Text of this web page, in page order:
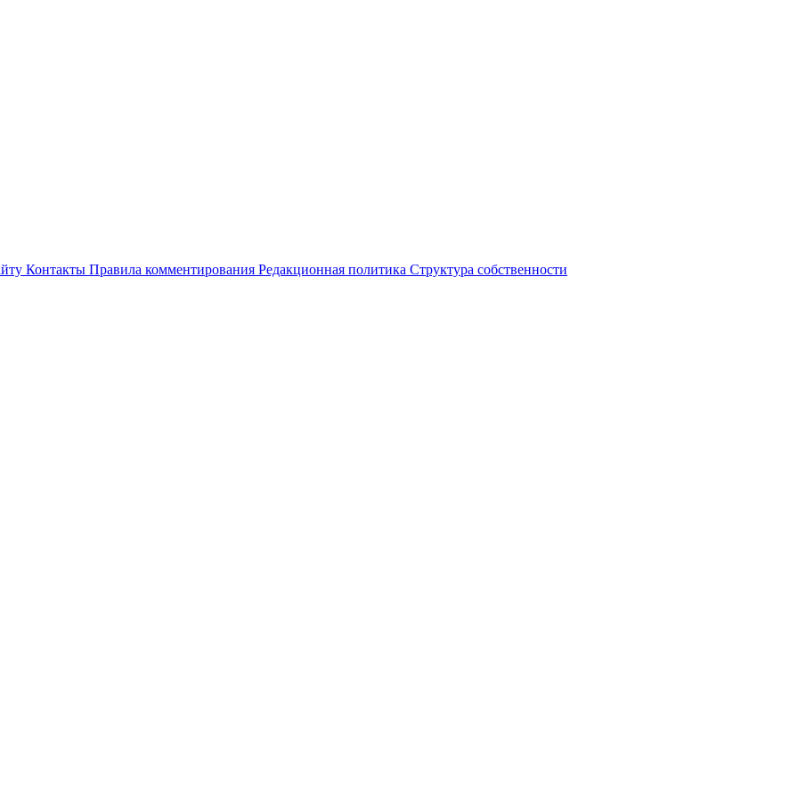
Контакты Правила комментирования Редакционная политика Структура собственности